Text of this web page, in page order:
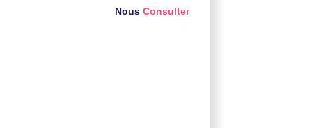
Nous Consulter